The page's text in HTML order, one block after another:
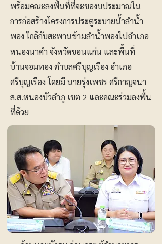
พร้อมคณะลงพื้นที่ที่จะของบประมาณใน
การก่อสร้างโครงการประตูระบายน้ำลำน้ำ
พอง ใกล้กับสะพานข้ามลำน้ำพองไปอำเภอ
หนองนาคำ จังหวัดขอนแก่น และพื้นที่
บ้านจอมทอง ตำบลศรีบุญเรือง อำเภอ
ศรีบุญเรือง โดยมี นายรุ่งเพชร ศรีกาญจนา
ส.ส.หนองบัวลำภู เขต 2 และคณะร่วมลงพื้น
ที่ด้วย